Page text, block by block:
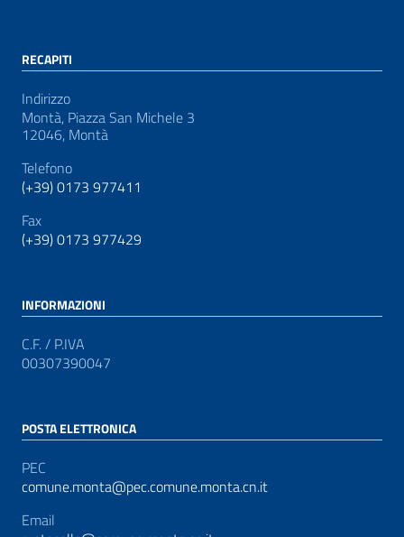
RECAPITI
Indirizzo
Montà, Piazza San Michele 3
12046, Montà
Telefono
(+39) 0173 977411
Fax
(+39) 0173 977429
INFORMAZIONI
C.F. / P.IVA
00307390047
POSTA ELETTRONICA
PEC
comune.monta@pec.comune.monta.cn.it
Email